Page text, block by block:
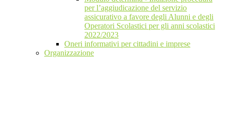
per l’aggiudicazione del servizio
assicurativo a favore degli Alunni e degli
Operatori Scolastici per gli anni scolastici
2022/2023
Oneri informativi per cittadini e imprese
Organizzazione